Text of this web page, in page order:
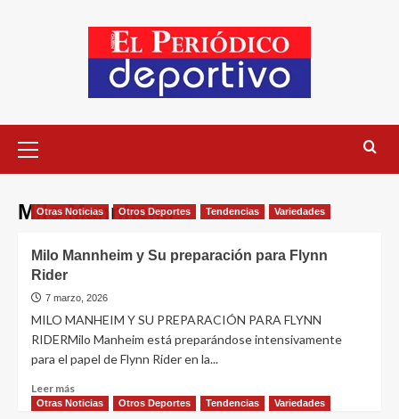
Milo Mannheim
Otras Noticias Otros Deportes Tendencias Variedades
Milo Mannheim y Su preparación para Flynn
Rider
7 marzo, 2026
MILO MANHEIM Y SU PREPARACIÓN PARA FLYNN
RIDERMilo Manheim está preparándose intensivamente
para el papel de Flynn Rider en la...
Leer más
Otras Noticias Otros Deportes Tendencias Variedades